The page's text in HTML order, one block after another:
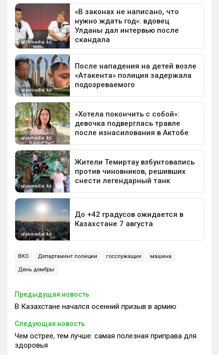
ВКО Департамент полиции госслужащие машина
День домбры
Предыдущая новость
В Казахстане начался осенний призыв в армию
Следующая новость
Чем острее, тем лучше: самая полезная приправа для
здоровья